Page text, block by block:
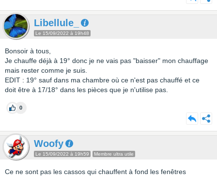
Libellule_
Le 15/09/2022 à 19h48
Bonsoir à tous,
Je chauffe déjà à 19° donc je ne vais pas "baisser" mon chauffage
mais rester comme je suis.
EDIT : 19° sauf dans ma chambre où ce n'est pas chauffé et ce
doit être à 17/18° dans les pièces que je n'utilise pas.
0
Woofy
Le 15/09/2022 à 19h59 Membre ultra utile
Ce ne sont pas les cassos qui chauffent à fond les fenêtres